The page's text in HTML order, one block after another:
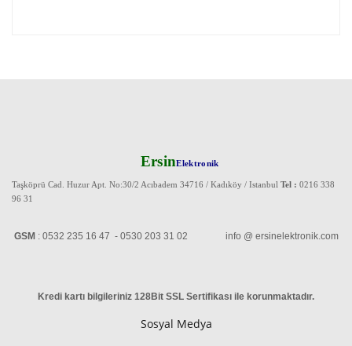
ErsinElektronik
Taşköprü Cad. Huzur Apt. No:30/2 Acıbadem 34716 / Kadıköy / Istanbul Tel : 0216 338
96 31
GSM : 0532 235 16 47 - 0530 203 31 02 info @ ersinelektronik.com
Kredi kartı bilgileriniz 128Bit SSL Sertifikası ile korunmaktadır.
Sosyal Medya